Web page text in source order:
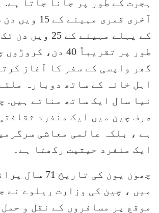
ہجرت کے طور پر جانا جاتا ہے.
آخری قمری
کے پہلے مہینے کے
طور پر تقریباً 40 دن،
گھر واپسی کے سفر کا آغاز
اہل خانہ کے ساتھ دوبارہ
نیا سال ایک ساتھ مناتے ہیں.
صرف چین میں ایک منفرد
ہے ، بلکہ عالمی معاشی
ایک منفرد حیثیت رکھتا ہے۔
میں ، چین کی وزارت ریلوے نے
موقع پر مسافروں کے نقل و حمل